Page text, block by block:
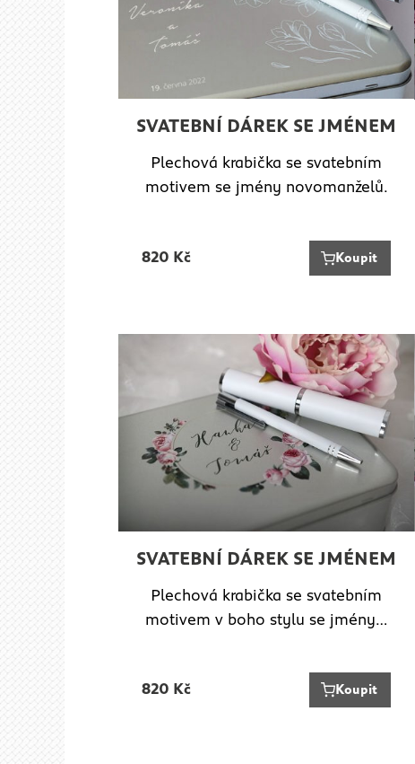
SVATEBNÍ DÁREK SE JMÉNEM
Plechová krabička se svatebním
motivem se jmény novomanželů.
820 Kč Koupit
SVATEBNÍ DÁREK SE JMÉNEM
Plechová krabička se svatebním
motivem v boho stylu se jmény…
820 Kč Koupit